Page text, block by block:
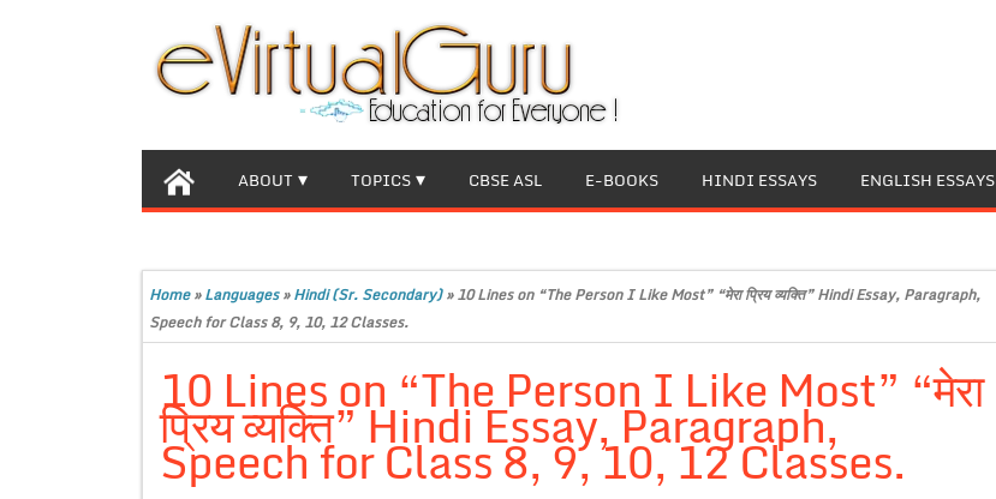
ABOUT TOPICS CBSE ASL E-BOOKS HINDI ESSAYS ENGLISH ESSAYS
Home»Languages»Hindi (Sr. Secondary)»10 Lines on “The Person I Like Most” “मेरा प्रिय व्यक्ति” Hindi Essay, Paragraph,
Speech for Class 8, 9, 10, 12 Classes.
10 Lines on “The Person I Like Most” “मेरा
प्रिय व्यक्ति” Hindi Essay, Paragraph,
Speech for Class 8, 9, 10, 12 Classes.